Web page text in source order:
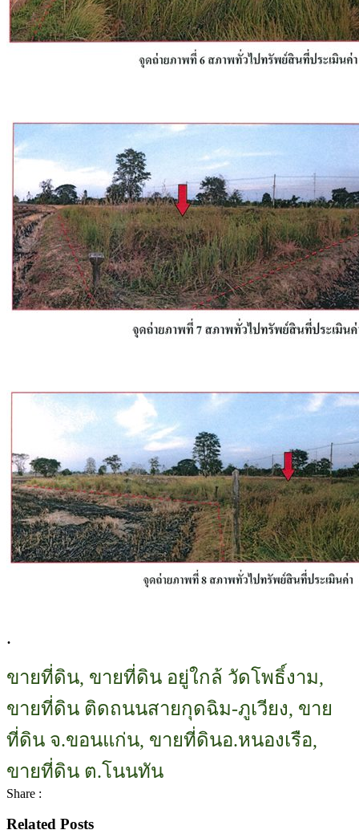
.
ขายที่ดิน, ขายที่ดิน อยู่ใกล้ วัดโพธิ์งาม,
ขายที่ดิน ติดถนนสายกุดฉิม-ภูเวียง, ขาย
ที่ดิน จ.ขอนแก่น, ขายที่ดินอ.หนองเรือ,
ขายที่ดิน ต.โนนทัน
Share :
Related Posts